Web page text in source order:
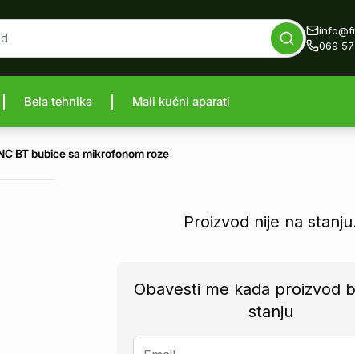
069
Bela tehnika Mali kućni aparati
BT bubice sa mikrofonom roze
Proizvod nije na
Obavesti me kada proizvod
stanju